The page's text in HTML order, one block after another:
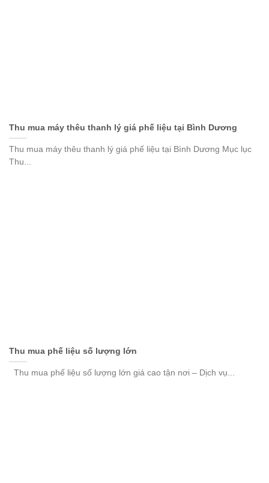
Thu mua máy thêu thanh lý giá phế liệu tại Bình Dương
Thu mua máy thêu thanh lý giá phế liệu tại Bình Dương Mục lục
Thu...
Thu mua phế liệu số lượng lớn
Thu mua phế liệu số lượng lớn giá cao tận nơi – Dịch vụ...